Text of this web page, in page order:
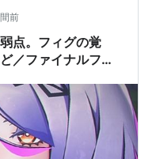
前
点。フィグの覚
／ファイナルファ
ンメイル、イージ
る。